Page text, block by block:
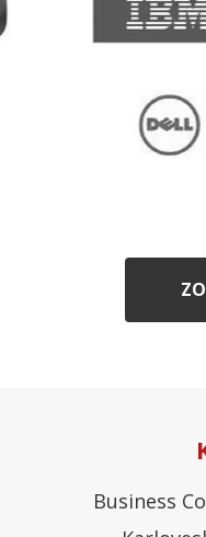
Business